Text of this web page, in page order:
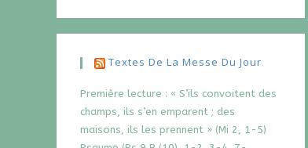
Textes De La Messe Du Jour
Première lecture : « S’ils convoitent des
champs, ils s’en emparent ; des
maisons, ils les prennent » (Mi 2, 1-5)